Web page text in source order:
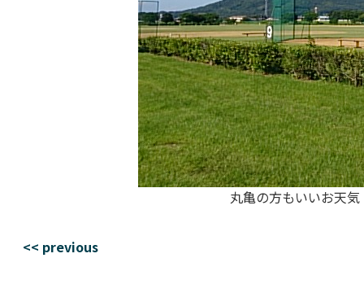
丸亀の方もいいお天
<< previous